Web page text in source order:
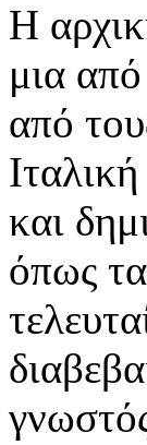
Η
μια
από
και
όπως